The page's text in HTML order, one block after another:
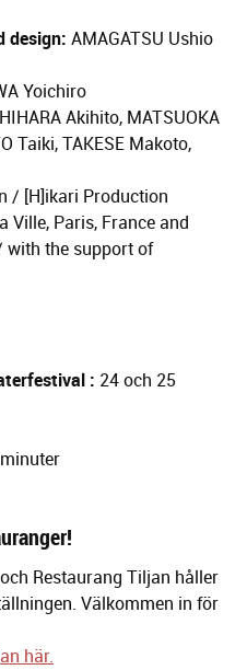
design: AMAGATSU Ushio
Yoichiro
Akihito, MATSUOKA
Taiki, TAKESE Makoto,
/ [H]ikari Production
Ville, Paris, France and
with the support of
24 och 25
Restaurang Tiljan håller
Välkommen in för
här.